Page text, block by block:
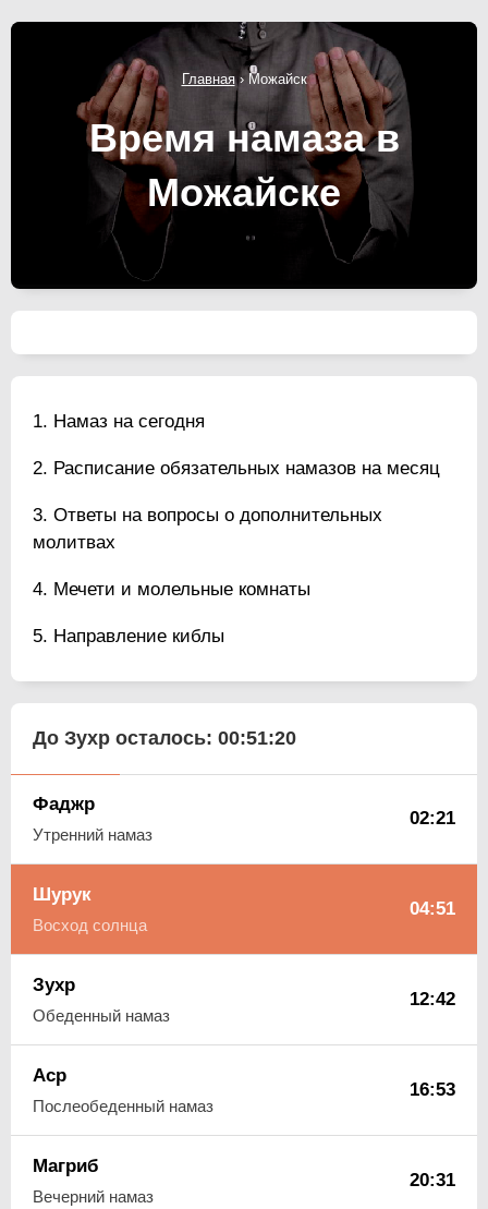
Главная› Можайск
Время намаза в
Можайске
Намаз на сегодня
Расписание обязательных намазов на месяц
Ответы на вопросы о дополнительных
молитвах
Мечети и молельные комнаты
Направление киблы
До Зухр осталось: 00:51:19
Фаджр
Утренний намаз
02:21
Шурук
Восход солнца
04:51
Зухр
Обеденный намаз
12:42
Аср
Послеобеденный намаз
16:53
Магриб
Вечерний намаз
20:31